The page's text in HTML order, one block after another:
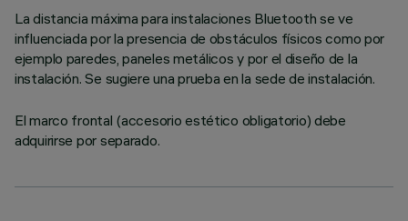
La distancia máxima para instalaciones Bluetooth se ve
influenciada por la presencia de obstáculos físicos como por
ejemplo paredes, paneles metálicos y por el diseño de la
instalación. Se sugiere una prueba en la sede de instalación.
El marco frontal (accesorio estético obligatorio) debe
adquirirse por separado.